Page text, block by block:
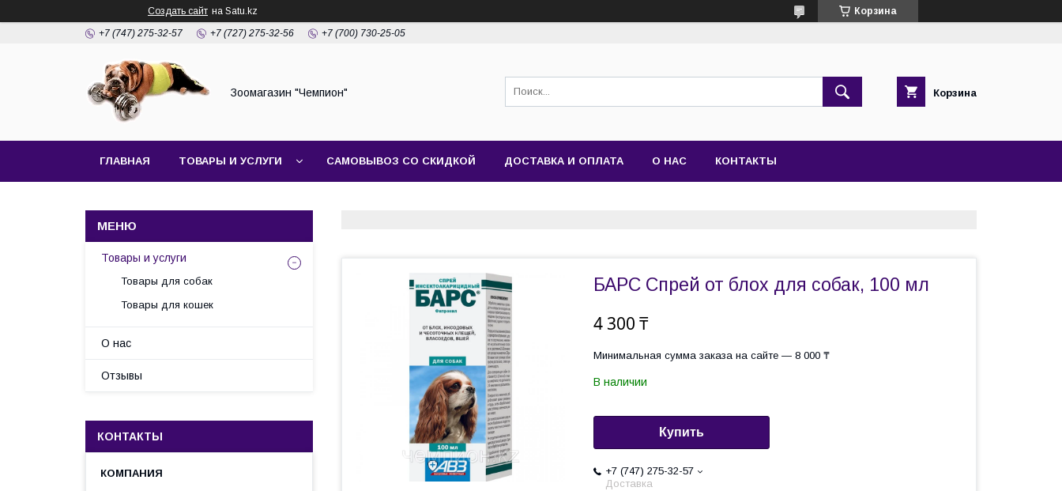
Создать сайт на Satu.kz Корзина
+7 (747) 275-32-57 +7 (727) 275-32-56 +7 (700) 730-25-05
Зоомагазин "Чемпион" Корзина
ГЛАВНАЯ ТОВАРЫ И УСЛУГИ САМОВЫВОЗ СО СКИДКОЙ ДОСТАВКА И ОПЛАТА О НАС КОНТАКТЫ
БАРС Спрей от блох для собак, 100 мл
4 300 ₸
Минимальная сумма заказа на сайте — 8 000 ₸
В наличии
Купить
+7 (747) 275-32-57
Доставка
Товары и услуги
Товары для собак
Товары для кошек
О нас
Отзывы
КОНТАКТЫ